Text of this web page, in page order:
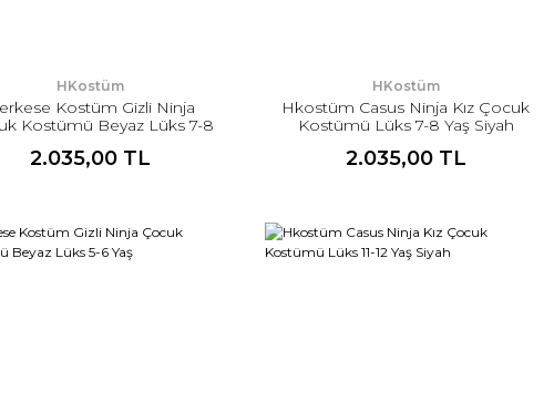
HKostüm
Kostüm Gizli Ninja
Kostümü Beyaz Lüks 7-8
2.035,00 TL
HKostüm
Hkostüm Casus Ninja Kız Çocuk
Kostümü Lüks 7-8 Yaş Siyah
2.035,00 TL